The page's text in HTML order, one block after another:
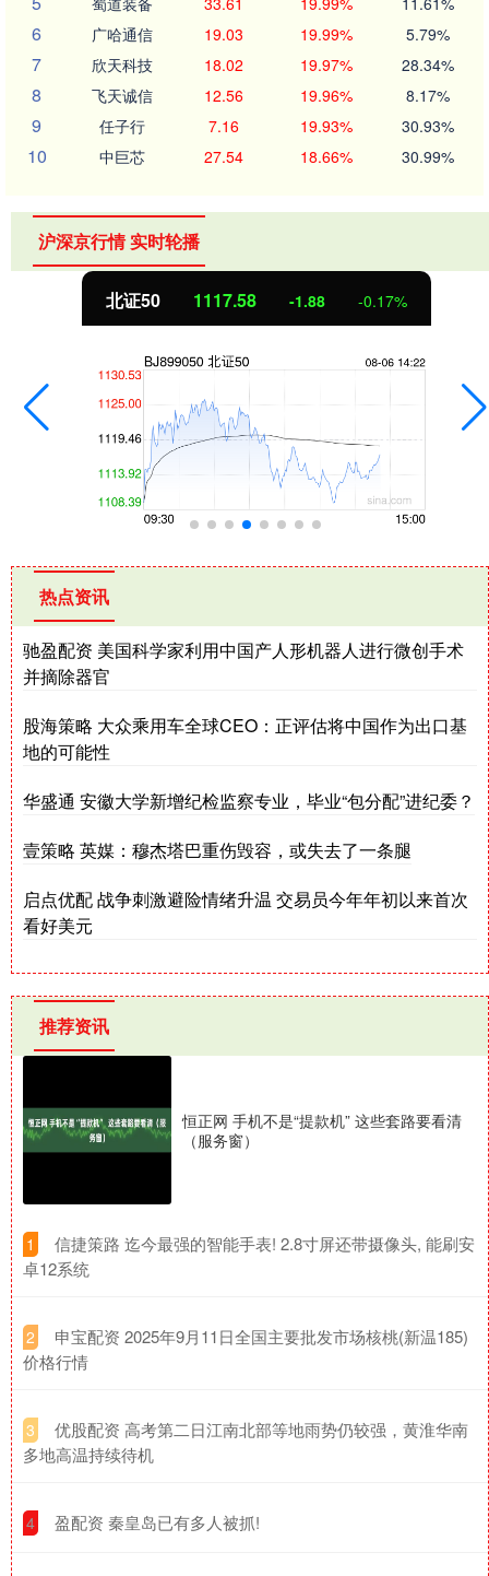
6 广哈通信 19.03 19.99% 5.79%
7 欣天科技 18.02 19.97% 28.34%
8 飞天诚信 12.56 19.96% 8.17%
9 任子行 7.16 19.93% 30.93%
10 中巨芯 27.54 18.66% 30.99%
沪深京行情 实时轮播
北证50 1117.58 -1.88 -0.17%
热点资讯
驰盈配资 美国科学家利用中国产人形机器人进行微创手术
并摘除器官
股海策略 大众乘用车全球CEO：正评估将中国作为出口基
地的可能性
华盛通 安徽大学新增纪检监察专业，毕业“包分配”进纪委？
壹策略 英媒：穆杰塔巴重伤毁容，或失去了一条腿
启点优配 战争刺激避险情绪升温 交易员今年年初以来首次
看好美元
推荐资讯
恒正网 手机不是“提款机” 这些套路要看清
（服务窗）
1
​信捷策路 迄今最强的智能手表! 2.8寸屏还带摄像头, 能刷安
卓12系统
2
​申宝配资 2025年9月11日全国主要批发市场核桃(新温185)
价格行情
3
​优股配资 高考第二日江南北部等地雨势仍较强，黄淮华南
多地高温持续待机
4 ​盈配资 秦皇岛已有多人被抓!